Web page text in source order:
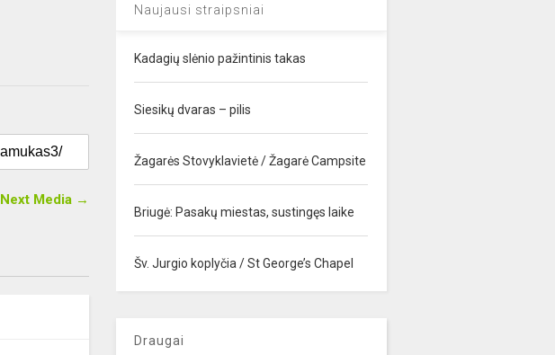
Next Media →
Naujausi straipsniai
Kadagių slėnio pažintinis takas
Siesikų dvaras – pilis
Žagarės Stovyklavietė / Žagarė Campsite
Briugė: Pasakų miestas, sustingęs laike
Šv. Jurgio koplyčia / St George’s Chapel
Draugai